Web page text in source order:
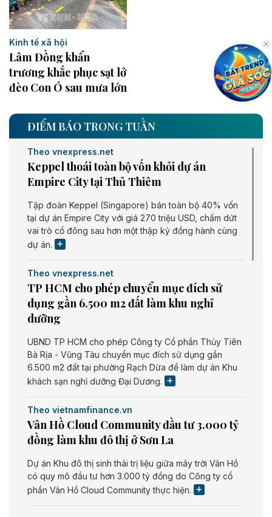
Kinh tế xã hội
Lâm Đồng khẩn
trương khắc phục sạt lở
đèo Con Ó sau mưa lớn
ĐIỂM BÁO TRONG TUẦN
Theo vnexpress.net
Keppel thoái toàn bộ vốn khỏi dự án
Empire City tại Thủ Thiêm
Tập đoàn Keppel (Singapore) bán toàn bộ 40% vốn
tại dự án Empire City với giá 270 triệu USD, chấm dứt
vai trò cổ đông sau hơn một thập kỷ đồng hành cùng
dự án.
Theo vnexpress.net
TP HCM cho phép chuyển mục đích sử
dụng gần 6.500 m2 đất làm khu nghỉ
dưỡng
UBND TP HCM cho phép Công ty Cổ phần Thủy Tiên
Bà Rịa - Vũng Tàu chuyển mục đích sử dụng gần
6.500 m2 đất tại phường Rạch Dừa để làm dự án Khu
khách sạn nghỉ dưỡng Đại Dương.
Theo vietnamfinance.vn
Vân Hồ Cloud Community đầu tư 3.000 tỷ
đồng làm khu đô thị ở Sơn La
Dự án Khu đô thị sinh thái trị liệu giữa mây trời Vân Hồ
có quy mô đầu tư hơn 3.000 tỷ đồng do Công ty cổ
phần Vân Hồ Cloud Community thực hiện.